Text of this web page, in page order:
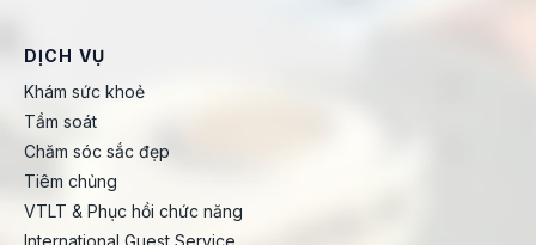
DỊCH VỤ
Khám sức khoẻ
Tầm soát
Chăm sóc sắc đẹp
Tiêm chủng
VTLT & Phục hồi chức năng
International Guest Service